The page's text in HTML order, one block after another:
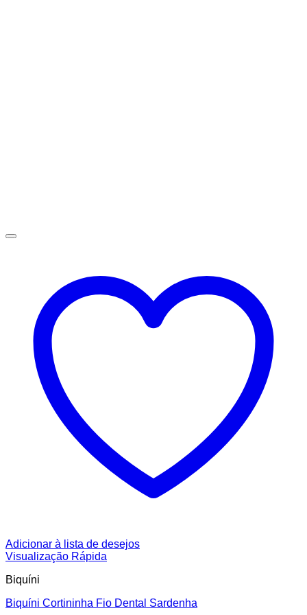
Adicionar à lista de desejos
Visualização Rápida
Biquíni
Biquíni Cortininha Fio Dental Sardenha